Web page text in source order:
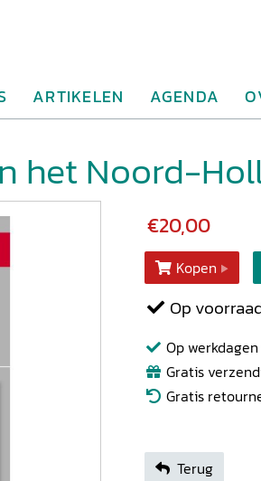
ARTIKELEN AGENDA
het Noord-
€20,00
Kopen
Op
Op
Gratis
Gratis
Terug